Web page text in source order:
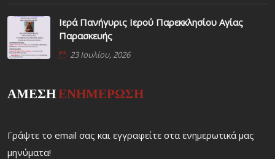
Ιερά Πανήγυρις Ιερού Παρεκκλησίου Αγίας
Παρασκευής
23 Ιουλίου, 2026
ΑΜΕΣΗΕΝΗΜΕΡΩΣΗ
Γράψτε το email σας και εγγραφείτε στα ενημερωτικά μας
μηνύματα!